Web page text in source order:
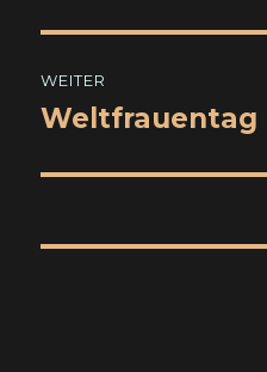
WEITER
Nächster
Weltfrauentag